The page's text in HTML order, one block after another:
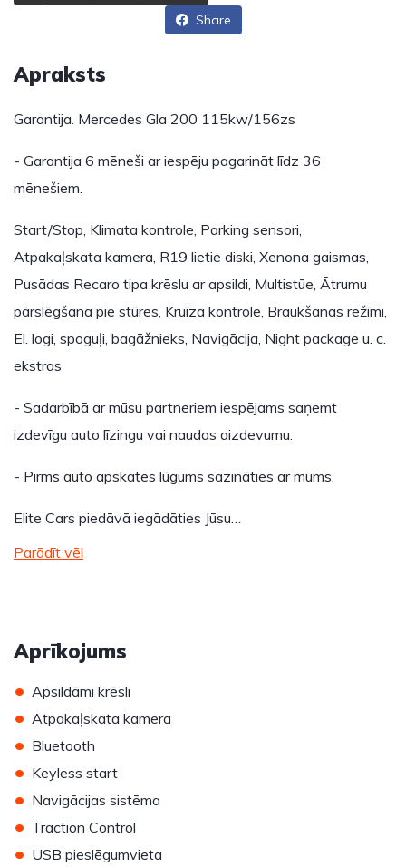
Share
Apraksts
Garantija. Mercedes Gla 200 115kw/156zs
- Garantija 6 mēneši ar iespēju pagarināt līdz 36
mēnešiem.
Start/Stop, Klimata kontrole, Parking sensori,
Atpakaļskata kamera, R19 lietie diski, Xenona gaismas,
Pusādas Recaro tipa krēslu ar apsildi, Multistūe, Ātrumu
pārslēgšana pie stūres, Kruīza kontrole, Braukšanas režīmi,
El. logi, spoguļi, bagāžnieks, Navigācija, Night package u. c.
ekstras
- Sadarbībā ar mūsu partneriem iespējams saņemt
izdevīgu auto līzingu vai naudas aizdevumu.
- Pirms auto apskates lūgums sazināties ar mums.
Elite Cars piedāvā iegādāties Jūsu…
Parādīt vēl
Aprīkojums
• Apsildāmi krēsli
• Atpakaļskata kamera
• Bluetooth
• Keyless start
• Navigācijas sistēma
• Traction Control
• USB pieslēgumvieta